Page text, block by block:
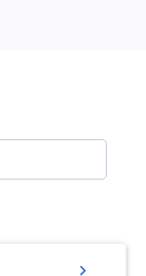
chevron_right